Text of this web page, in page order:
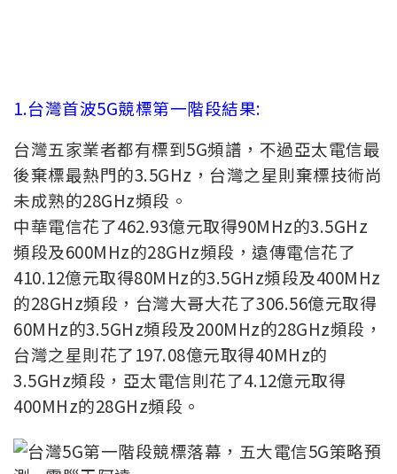
1.台灣首波5G競標第一階段結果:
台灣五家業者都有標到5G頻譜，不過亞太電信最
後棄標最熱門的3.5GHz，台灣之星則棄標技術尚
未成熟的28GHz頻段。
中華電信花了462.93億元取得90MHz的3.5GHz
頻段及600MHz的28GHz頻段，遠傳電信花了
410.12億元取得80MHz的3.5GHz頻段及400MHz
的28GHz頻段，台灣大哥大花了306.56億元取得
60MHz的3.5GHz頻段及200MHz的28GHz頻段，
台灣之星則花了197.08億元取得40MHz的
3.5GHz頻段，亞太電信則花了4.12億元取得
400MHz的28GHz頻段。